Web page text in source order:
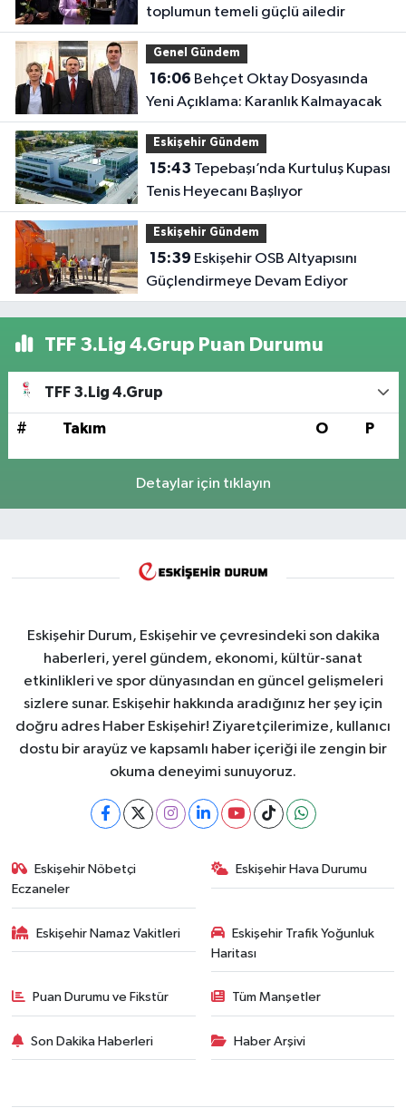
toplumun temeli güçlü ailedir
Genel Gündem
16:06
Yeni Açıklama: Karanlık Kalmayacak
Eskişehir Gündem
15:43
Tenis Heyecanı Başlıyor
Eskişehir Gündem
15:39
Güçlendirmeye Devam Ediyor
TFF 3.Lig 4.Grup Puan Durumu
TFF 3.Lig 4.Grup
# Takım O P
Detaylar için tıklayın
Eskişehir Durum, Eskişehir ve çevresindeki son dakika
haberleri, yerel gündem, ekonomi, kültür-sanat
etkinlikleri ve spor dünyasından en güncel gelişmeleri
sizlere sunar. Eskişehir hakkında aradığınız her şey için
doğru adres Haber Eskişehir! Ziyaretçilerimize, kullanıcı
dostu bir arayüz ve kapsamlı haber içeriği ile zengin bir
okuma deneyimi sunuyoruz.
Eskişehir Nöbetçi
Eczaneler
Eskişehir Hava Durumu
Eskişehir Namaz Vakitleri
Eskişehir Trafik Yoğunluk
Haritası
Puan Durumu ve Fikstür Tüm Manşetler
Son Dakika Haberleri Haber Arşivi